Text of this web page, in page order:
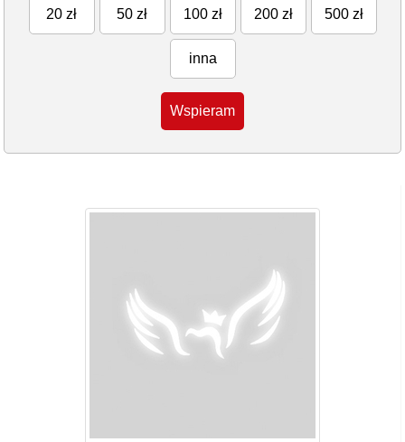
20 zł 50 zł 100 zł 200 zł 500 zł
inna
Wspieram